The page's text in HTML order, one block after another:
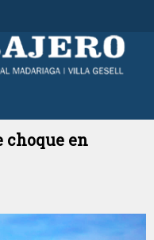
choque en